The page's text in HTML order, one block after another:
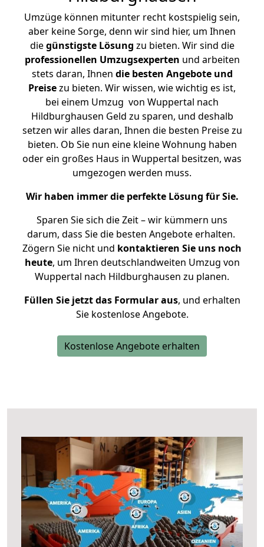
Umzüge können mitunter recht kostspielig sein,
aber keine Sorge, denn wir sind hier, um Ihnen
diegünstigste Lösung zu bieten. Wir sind die
professionellen Umzugsexperten und arbeiten
stets daran, Ihnen die besten Angebote und
Preisezu bieten. Wir wissen, wie wichtig es ist,
bei einem Umzug von Wuppertal nach
Hildburghausen Geld zu sparen, und deshalb
setzen wir alles daran, Ihnen die besten Preise zu
bieten. Ob Sie nun eine kleine Wohnung haben
oder ein großes Haus in Wuppertal besitzen, was
umgezogen werden muss.
Wir haben immer die perfekte Lösung für Sie.
Sparen Sie sich die Zeit – wir kümmern uns
darum, dass Sie die besten Angebote erhalten.
Zögern Sie nicht und kontaktieren Sie uns noch
heute, um Ihren deutschlandweiten Umzug von
Wuppertal nach Hildburghausen zu planen.
Füllen Sie jetzt das Formular aus, und erhalten
Sie kostenlose Angebote.
Kostenlose Angebote erhalten